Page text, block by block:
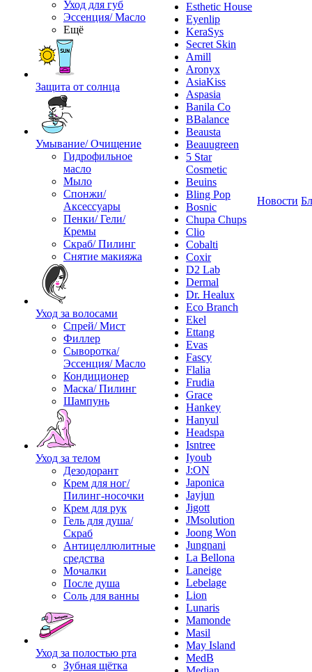
Уход для губ
Эссенция/ Масло
Ещё
Защита от солнца
Умывание/ Очищение
Гидрофильное
масло
Мыло
Спонжи/
Аксессуары
Пенки/ Гели/
Кремы
Скраб/ Пилинг
Снятие макияжа
Уход за волосами
Спрей/ Мист
Филлер
Сыворотка/
Эссенция/ Масло
Кондиционер
Маска/ Пилинг
Шампунь
Уход за телом
Дезодорант
Крем для ног/
Пилинг-носочки
Крем для рук
Гель для душа/
Скраб
Антицеллюлитные
средства
Мочалки
После душа
Соль для ванны
Уход за полостью рта
Зубная щётка
Esthetic House
Eyenlip
KeraSys
Secret Skin
Amill
Aronyx
AsiaKiss
Aspasia
Banila Co
BBalance
Beausta
Beauugreen
5 Star
Cosmetic
Beuins
Bling Pop
Bosnic
Chupa Chups
Clio
Cobalti
Coxir
D2 Lab
Dermal
Dr. Healux
Eco Branch
Ekel
Ettang
Evas
Fascy
Flalia
Frudia
Grace
Hankey
Hanyul
Headspa
Isntree
Iyoub
J:ON
Japonica
Jayjun
Jigott
JMsolution
Joong Won
Jungnani
La Bellona
Laneige
Lebelage
Lion
Lunaris
Mamonde
Masil
May Island
MedB
Новости